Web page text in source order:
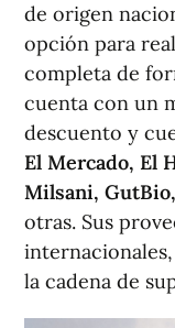
de origen
opción para
completa de
cuenta con un
descuento y
El Mercado, El
Milsani,
otras. Sus
la cadena de